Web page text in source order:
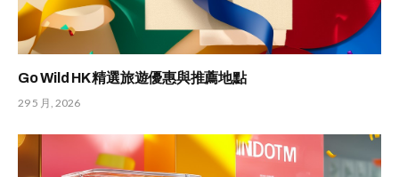
Go Wild HK 精選旅遊優惠與推薦地點
29 5 月, 2026